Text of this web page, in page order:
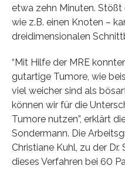
etwa zehn Minuten. Stößt
wie z.B. einen Knoten –
dreidimensionalen
“Mit Hilfe der MRE
gutartige Tumore, wie
viel weicher sind als
können wir für die
Tumore nutzen”, erklärt
Sondermann. Die
Christiane Kuhl, zu der
dieses Verfahren bei 60